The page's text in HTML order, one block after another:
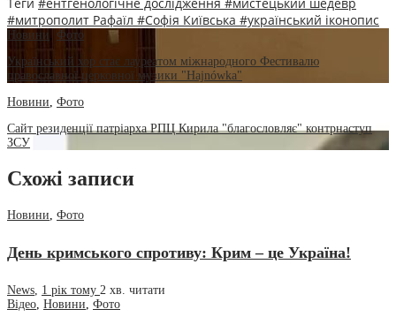
#митрополит Рафаїл #Софія Київська #український іконопис
Новини
Фото
Український хор стає лауреатом міжнародного Фестивалю
православної церковної музики "Hajnówka"
Новини Фото
Сайт резиденції патріарха РПЦ Кирила "благословляє" контрнаступ
ЗСУ
Схожі записи
Новини, Фото
День кримського спротиву: Крим – це Україна!
News, 1 рік тому 2 хв. читати
Відео, Новини, Фото